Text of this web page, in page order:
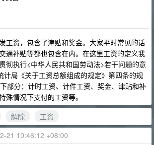
工资，包含了津贴和奖金。大家平时常见的话
通补贴等都也包含在内。在这里工资的定义我
彻执行<中华人民共和国劳动法>若干问题的意
计局《关于工资总额组成的规定》第四条的规
部分：计时工资、计件工资、奖金、津贴和补
殊情况下支付的工资等。
解除
工资
21 10:46:12 +08:00